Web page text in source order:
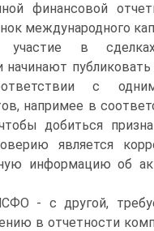
финансовой
международного
участие в
начинают
с
напримее в
добиться
является
информацию об
- с другой,
в отчетности